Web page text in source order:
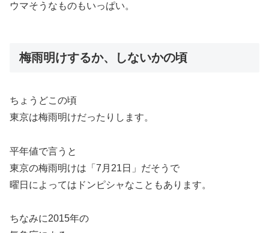
ウマそうなものもいっぱい。
梅雨明けするか、しないかの頃
ちょうどこの頃
東京は梅雨明けだったりします。
平年値で言うと
東京の梅雨明けは「7月21日」だそうで
曜日によってはドンピシャなこともあります。
ちなみに2015年の